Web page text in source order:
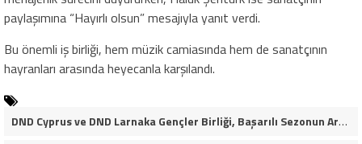
paylaşımına “Hayırlı olsun” mesajıyla yanıt verdi.
Bu önemli iş birliği, hem müzik camiasında hem de sanatçının
hayranları arasında heyecanla karşılandı.
DND Cyprus ve DND Larnaka Gençler Birliği, Başarılı Sezonun Ardından İskele Belediyesi’nde Bir Araya Geldi